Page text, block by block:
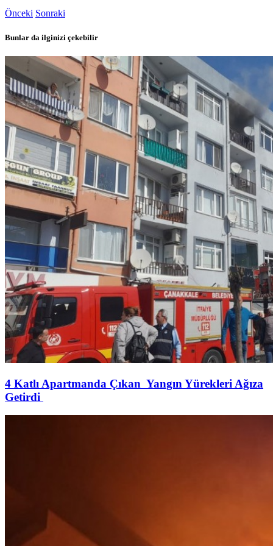
Önceki Sonraki
Bunlar da ilginizi çekebilir
4 Katlı Apartmanda Çıkan Yangın Yürekleri Ağıza
Getirdi